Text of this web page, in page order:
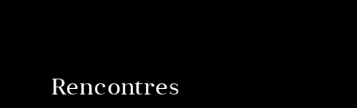
Rencontres